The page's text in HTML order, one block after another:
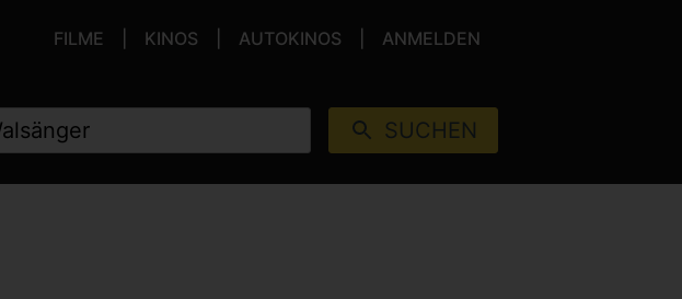
FILME KINOS AUTOKINOS ANMELDEN
SUCHEN